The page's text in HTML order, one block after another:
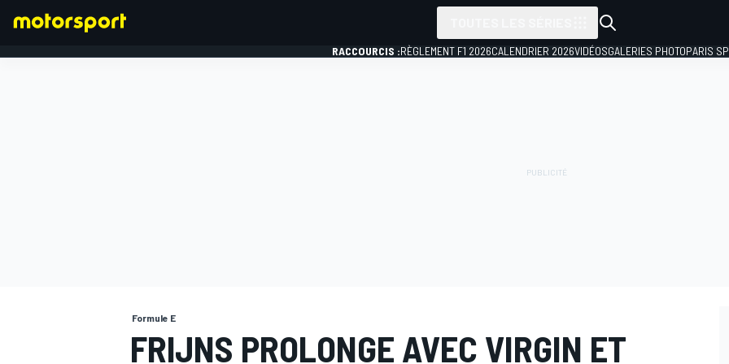
RACCOURCIS :RÈGLEMENT F1 2026CALENDRIER 2026VIDÉOSGALERIES PHOTOPARIS
Formule E
FRIJNS PROLONGE AVEC VIRGIN ET